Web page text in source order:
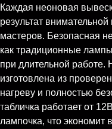
Каждая неоновая
результат
мастеров. Безопасная
как традиционные
при длительной
изготовлена из
нагреву и полностью
табличка работает от
лампочка, что